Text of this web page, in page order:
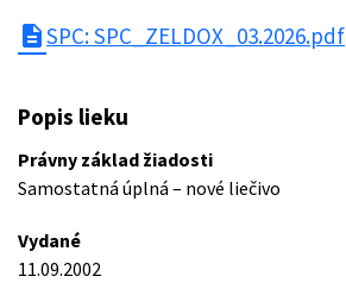
descriptionSPC: SPC_ZELDOX_03.2026.pdf
Popis lieku
Právny základ žiadosti
Samostatná úplná – nové liečivo
Vydané
11.09.2002